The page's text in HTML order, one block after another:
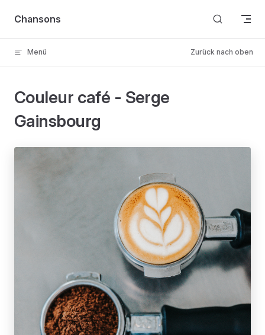
Skip to content
Chansons
Menü Zurück nach oben
Couleur café - Serge
Gainsbourg